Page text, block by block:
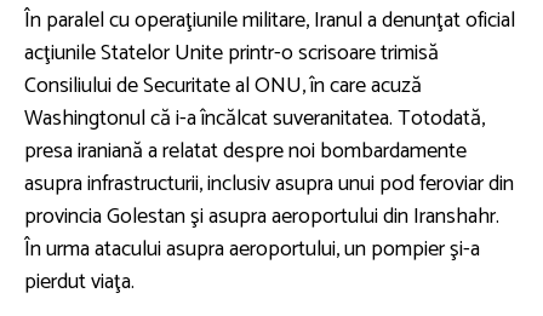
În paralel cu operaţiunile militare, Iranul a denunţat oficial
acţiunile Statelor Unite printr-o scrisoare trimisă
Consiliului de Securitate al ONU, în care acuză
Washingtonul că i-a încălcat suveranitatea. Totodată,
presa iraniană a relatat despre noi bombardamente
asupra infrastructurii, inclusiv asupra unui pod feroviar din
provincia Golestan şi asupra aeroportului din Iranshahr.
În urma atacului asupra aeroportului, un pompier şi-a
pierdut viaţa.